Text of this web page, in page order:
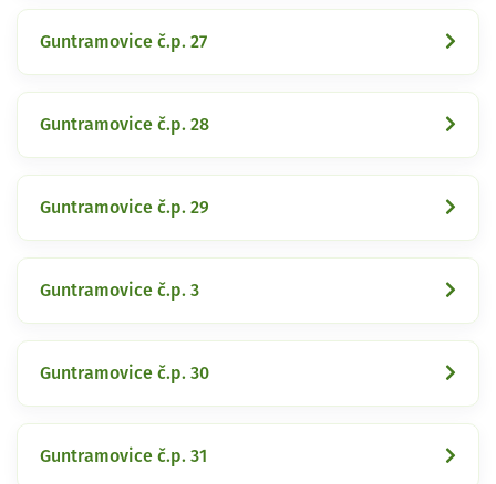
Guntramovice č.p. 27
Guntramovice č.p. 28
Guntramovice č.p. 29
Guntramovice č.p. 3
Guntramovice č.p. 30
Guntramovice č.p. 31